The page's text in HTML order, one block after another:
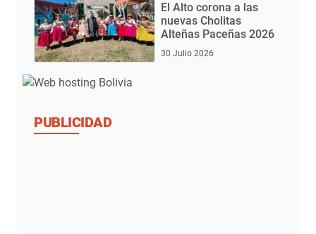
El Alto corona a las
nuevas Cholitas
Alteñas Paceñas 2026
30 Julio 2026
PUBLICIDAD